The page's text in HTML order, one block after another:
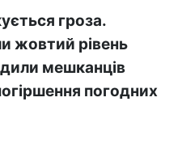
гроза.
жовтий рівень
мешканців
погодних